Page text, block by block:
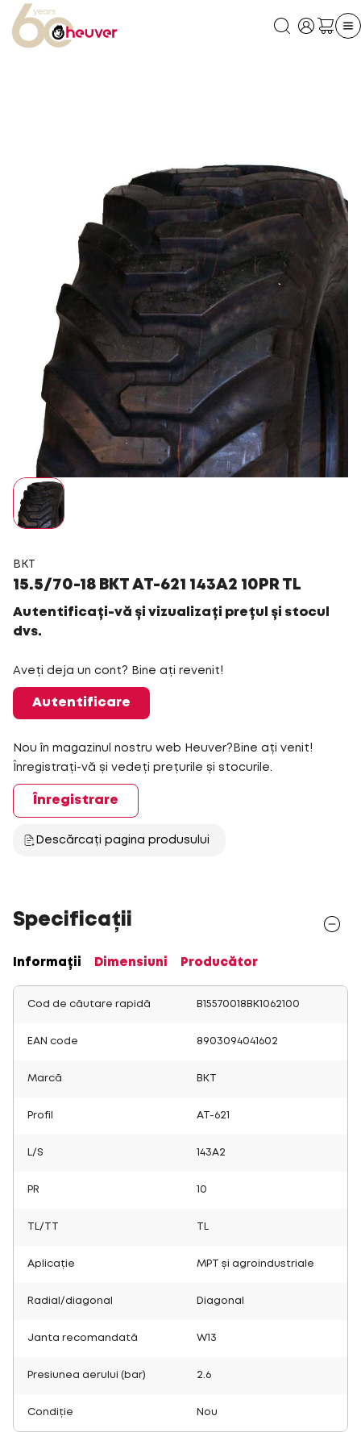
BKT
15.5/70-18 BKT AT-621 143A2 10PR TL
Autentificați-vă și vizualizați prețul și stocul
dvs.
Aveți deja un cont? Bine ați revenit!
Autentificare
Nou în magazinul nostru web Heuver?Bine ați venit!
Înregistrați-vă și vedeți prețurile și stocurile.
Înregistrare
Descărcați pagina produsului
Specificații
Informații Dimensiuni Producător
Cod de căutare rapidă B15570018BK1062100
EAN code 8903094041602
Marcă BKT
Profil AT-621
L/S 143A2
PR 10
TL/TT
Aplicație MPT și agroindustriale
Radial/diagonal Diagonal
Janta recomandată W13
Presiunea aerului (bar) 2.6
Condiție Nou